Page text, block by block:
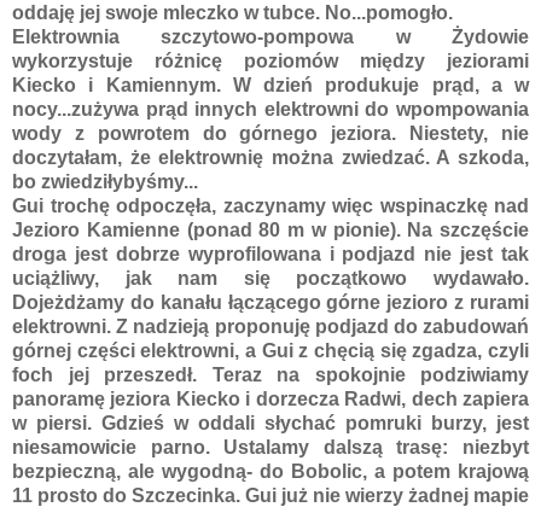
oddaję jej swoje mleczko w tubce. No...pomogło.
Elektrownia szczytowo-pompowa w Żydowie
wykorzystuje różnicę poziomów między jeziorami
Kiecko i Kamiennym. W dzień produkuje prąd, a w
nocy...zużywa prąd innych elektrowni do wpompowania
wody z powrotem do górnego jeziora. Niestety, nie
doczytałam, że elektrownię można zwiedzać. A szkoda,
bo zwiedziłybyśmy...
Gui trochę odpoczęła, zaczynamy więc wspinaczkę nad
Jezioro Kamienne (ponad 80 m w pionie). Na szczęście
droga jest dobrze wyprofilowana i podjazd nie jest tak
uciążliwy, jak nam się początkowo wydawało.
Dojeżdżamy do kanału łączącego górne jezioro z rurami
elektrowni. Z nadzieją proponuję podjazd do zabudowań
górnej części elektrowni, a Gui z chęcią się zgadza, czyli
foch jej przeszedł. Teraz na spokojnie podziwiamy
panoramę jeziora Kiecko i dorzecza Radwi, dech zapiera
w piersi. Gdzieś w oddali słychać pomruki burzy, jest
niesamowicie parno. Ustalamy dalszą trasę: niezbyt
bezpieczną, ale wygodną- do Bobolic, a potem krajową
11 prosto do Szczecinka. Gui już nie wierzy żadnej mapie